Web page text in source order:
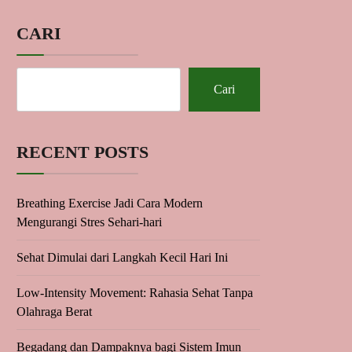
CARI
Cari
RECENT POSTS
Breathing Exercise Jadi Cara Modern
Mengurangi Stres Sehari-hari
Sehat Dimulai dari Langkah Kecil Hari Ini
Low-Intensity Movement: Rahasia Sehat Tanpa
Olahraga Berat
Begadang dan Dampaknya bagi Sistem Imun